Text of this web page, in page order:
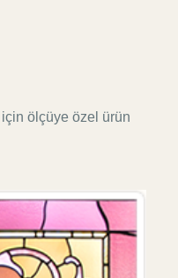
ölçüye özel ürün